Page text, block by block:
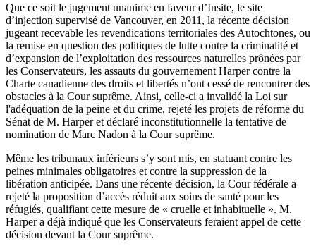
Que ce soit le jugement unanime en faveur d’Insite, le site
d’injection supervisé de Vancouver, en 2011, la récente décision
jugeant recevable les revendications territoriales des Autochtones, ou
la remise en question des politiques de lutte contre la criminalité et
d’expansion de l’exploitation des ressources naturelles prônées par
les Conservateurs, les assauts du gouvernement Harper contre la
Charte canadienne des droits et libertés n’ont cessé de rencontrer des
obstacles à la Cour suprême. Ainsi, celle-ci a invalidé la Loi sur
l'adéquation de la peine et du crime, rejeté les projets de réforme du
Sénat de M. Harper et déclaré inconstitutionnelle la tentative de
nomination de Marc Nadon à la Cour suprême.
Même les tribunaux inférieurs s’y sont mis, en statuant contre les
peines minimales obligatoires et contre la suppression de la
libération anticipée. Dans une récente décision, la Cour fédérale a
rejeté la proposition d’accès réduit aux soins de santé pour les
réfugiés, qualifiant cette mesure de « cruelle et inhabituelle ». M.
Harper a déjà indiqué que les Conservateurs feraient appel de cette
décision devant la Cour suprême.